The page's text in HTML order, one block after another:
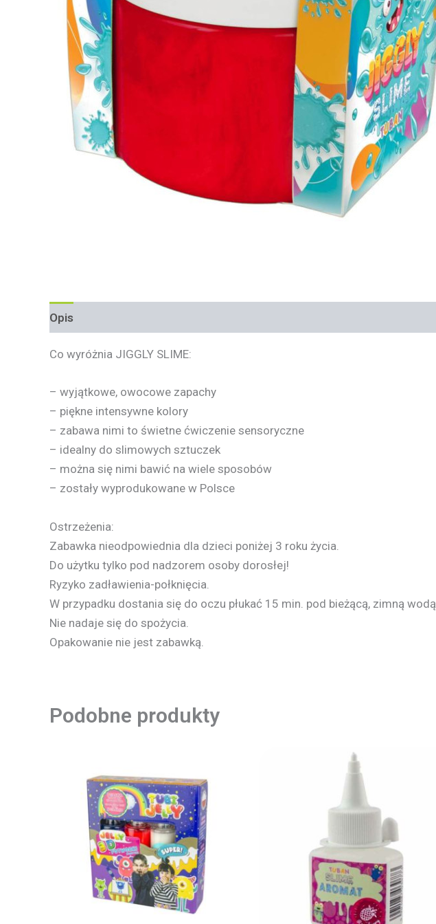
Opis
Co wyróżnia JIGGLY SLIME:
– wyjątkowe, owocowe zapachy
– piękne intensywne kolory
– zabawa nimi to świetne ćwiczenie sensoryczne
– idealny do slimowych sztuczek
– można się nimi bawić na wiele sposobów
– zostały wyprodukowane w Polsce
Ostrzeżenia:
Zabawka nieodpowiednia dla dzieci poniżej 3 roku życia.
Do użytku tylko pod nadzorem osoby dorosłej!
Ryzyko zadławienia-połknięcia.
W przypadku dostania się do oczu płukać 15 min. pod bieżącą, zimną wodą.
Nie nadaje się do spożycia.
Opakowanie nie jest zabawką.
Podobne produkty